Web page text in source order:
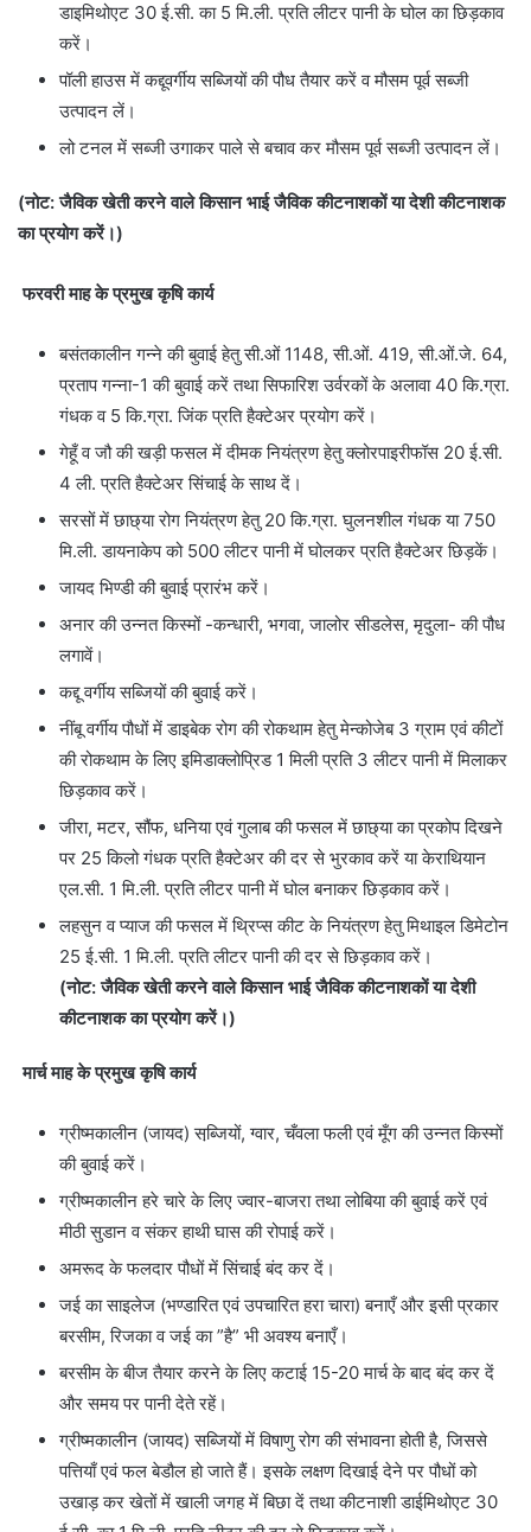
डाइमिथोएट 30 ई.सी. का 5 मि.ली. प्रति लीटर पानी के घोल का छिड़काव
करें।
पॉली हाउस में कद्दूवर्गीय सब्जियों की पौध तैयार करें व मौसम पूर्व सब्जी
उत्पादन लें।
लो टनल में सब्जी उगाकर पाले से बचाव कर मौसम पूर्व सब्जी उत्पादन लें।
(नोट: जैविक खेती करने वाले किसान भाई जैविक कीटनाशकों या देशी कीटनाशक
का प्रयोग करें।)
फरवरी माह के प्रमुख कृषि कार्य
बसंतकालीन गन्ने की बुवाई हेतु सी.ओं 1148, सी.ओं. 419, सी.ओं.जे. 64,
प्रताप गन्ना-1 की बुवाई करें तथा सिफारिश उर्वरकों के अलावा 40 कि.ग्रा.
गंधक व 5 कि.ग्रा. जिंक प्रति हैक्टेअर प्रयोग करें।
गेहूँ व जौ की खड़ी फसल में दीमक नियंत्रण हेतु क्लोरपाइरीफॉस 20 ई.सी.
4 ली. प्रति हैक्टेअर सिंचाई के साथ दें।
सरसों में छाछ्या रोग नियंत्रण हेतु 20 कि.ग्रा. घुलनशील गंधक या 750
मि.ली. डायनाकेप को 500 लीटर पानी में घोलकर प्रति हैक्टेअर छिड़कें।
जायद भिण्डी की बुवाई प्रारंभ करें।
अनार की उन्नत किस्मों -कन्धारी, भगवा, जालोर सीडलेस, मृदुला- की पौध
लगावें।
कद्दू वर्गीय सब्जियों की बुवाई करें।
नींबू वर्गीय पौधों में डाइबेक रोग की रोकथाम हेतु मेन्कोजेब 3 ग्राम एवं कीटों
की रोकथाम के लिए इमिडाक्लोप्रिड 1 मिली प्रति 3 लीटर पानी में मिलाकर
छिड़काव करें।
जीरा, मटर, सौंफ, धनिया एवं गुलाब की फसल में छाछ्या का प्रकोप दिखने
पर 25 किलो गंधक प्रति हैक्टेअर की दर से भुरकाव करें या केराथियान
एल.सी. 1 मि.ली. प्रति लीटर पानी में घोल बनाकर छिड़काव करें।
लहसुन व प्याज की फसल में थ्रिप्स कीट के नियंत्रण हेतु मिथाइल डिमेटोन
25 ई.सी. 1 मि.ली. प्रति लीटर पानी की दर से छिड़काव करें।
(नोट: जैविक खेती करने वाले किसान भाई जैविक कीटनाशकों या देशी
कीटनाशक का प्रयोग करें।)
मार्च माह के प्रमुख कृषि कार्य
ग्रीष्मकालीन (जायद) सब्जि़यों, ग्वार, चँवला फली एवं मूँग की उन्नत किस्मों
की बुवाई करें।
ग्रीष्मकालीन हरे चारे के लिए ज्वार-बाजरा तथा लोबिया की बुवाई करें एवं
मीठी सुडान व संकर हाथी घास की रोपाई करें।
अमरूद के फलदार पौधों में सिंचाई बंद कर दें।
जई का साइलेज (भण्डारित एवं उपचारित हरा चारा) बनाएँ और इसी प्रकार
बरसीम, रिजका व जई का ”है” भी अवश्य बनाएँ।
बरसीम के बीज तैयार करने के लिए कटाई 15-20 मार्च के बाद बंद कर दें
और समय पर पानी देते रहें।
ग्रीष्मकालीन (जायद) सब्जियों में विषाणु रोग की संभावना होती है, जिससे
पत्तियाँ एवं फल बेडौल हो जाते हैं। इसके लक्षण दिखाई देने पर पौधों को
उखाड़ कर खेतों में खाली जगह में बिछा दें तथा कीटनाशी डाईमिथोएट 30